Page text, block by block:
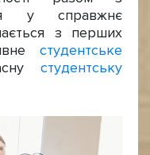
у справжнє
з перших
студентське
студентську